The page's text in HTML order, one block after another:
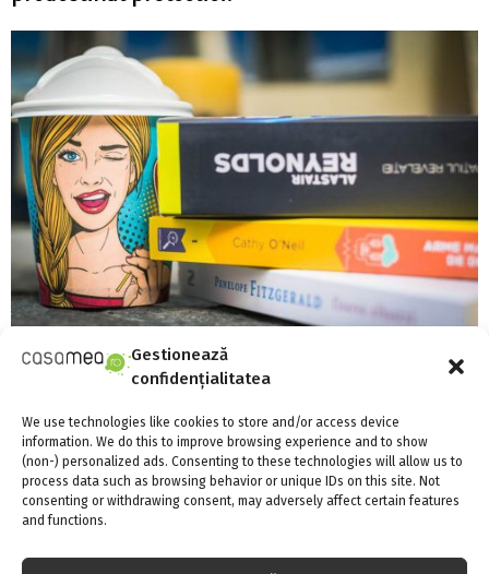
Gestionează
confidențialitatea
We use technologies like cookies to store and/or access device
information. We do this to improve browsing experience and to show
(non-) personalized ads. Consenting to these technologies will allow us to
process data such as browsing behavior or unique IDs on this site. Not
consenting or withdrawing consent, may adversely affect certain features
and functions.
Reading Gives You Power – parteneriat Nemira